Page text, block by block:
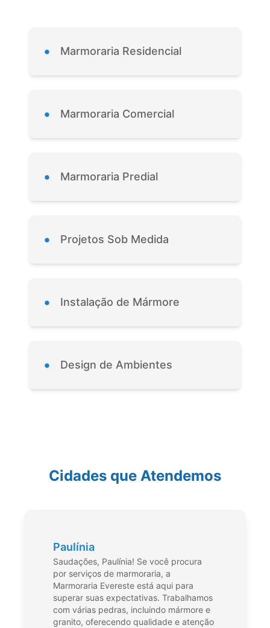
• Marmoraria Residencial
• Marmoraria Comercial
• Marmoraria Predial
• Projetos Sob Medida
• Instalação de Mármore
• Design de Ambientes
Cidades que Atendemos
Paulínia
Saudações, Paulínia! Se você procura
por serviços de marmoraria, a
Marmoraria Evereste está aqui para
superar suas expectativas. Trabalhamos
com várias pedras, incluindo mármore e
granito, oferecendo qualidade e atenção